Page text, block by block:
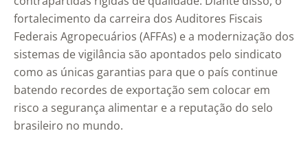
fortalecimento da carreira dos Auditores Fiscais
Federais Agropecuários (AFFAs) e a modernização dos
sistemas de vigilância são apontados pelo sindicato
como as únicas garantias para que o país continue
batendo recordes de exportação sem colocar em
risco a segurança alimentar e a reputação do selo
brasileiro no mundo.